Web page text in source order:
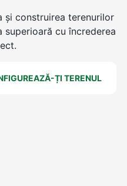
și construirea terenurilor
cu încrederea
ȚI TERENUL